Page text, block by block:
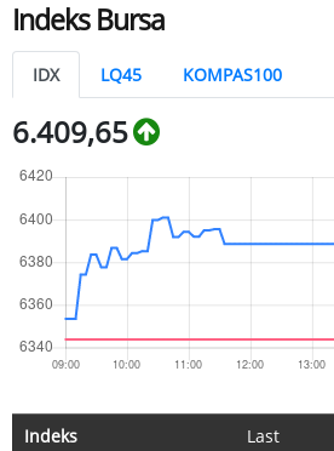
Indeks Bursa
IDX LQ45 KOMPAS100
6.409,65
Indeks Last